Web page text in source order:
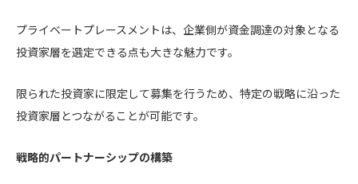
プライベートプレースメントは、企業側が資金調達の対象となる
投資家層を選定できる点も大きな魅力です。
限られた投資家に限定して募集を行うため、特定の戦略に沿った
投資家層とつながることが可能です。
戦略的パートナーシップの構築